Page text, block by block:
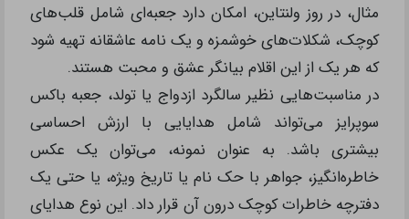
مثال، در روز ولنتاین، امکان دارد جعبه‌ای شامل قلب‌های
کوچک، شکلات‌های خوشمزه و یک نامه عاشقانه تهیه شود
که هر یک از این اقلام بیانگر عشق و محبت هستند.
در مناسبت‌هایی نظیر سالگرد ازدواج یا تولد، جعبه باکس
سوپرایز می‌تواند شامل هدایایی با ارزش احساسی
بیشتری باشد. به عنوان نمونه، می‌توان یک عکس
خاطره‌انگیز، جواهر با حک نام یا تاریخ ویژه، یا حتی یک
دفترچه خاطرات کوچک درون آن قرار داد. این نوع هدایای